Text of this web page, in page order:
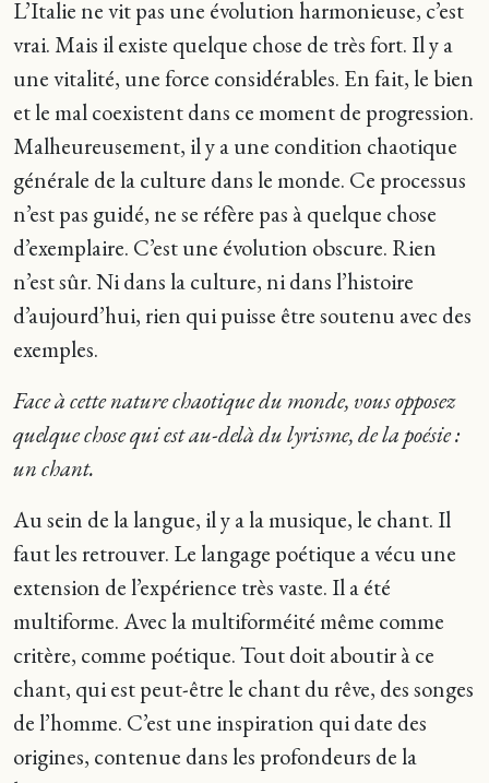
L’Italie ne vit pas une évolution harmonieuse, c’est
vrai. Mais il existe quelque chose de très fort. Il y a
une vitalité, une force considérables. En fait, le bien
et le mal coexistent dans ce moment de progression.
Malheureusement, il y a une condition chaotique
générale de la culture dans le monde. Ce processus
n’est pas guidé, ne se réfère pas à quelque chose
d’exemplaire. C’est une évolution obscure. Rien
n’est sûr. Ni dans la culture, ni dans l’histoire
d’aujourd’hui, rien qui puisse être soutenu avec des
exemples.
Face à cette nature chaotique du monde, vous opposez
quelque chose qui est au-delà du lyrisme, de la poésie :
un chant.
Au sein de la langue, il y a la musique, le chant. Il
faut les retrouver. Le langage poétique a vécu une
extension de l’expérience très vaste. Il a été
multiforme. Avec la multiforméité même comme
critère, comme poétique. Tout doit aboutir à ce
chant, qui est peut-être le chant du rêve, des songes
de l’homme. C’est une inspiration qui date des
origines, contenue dans les profondeurs de la